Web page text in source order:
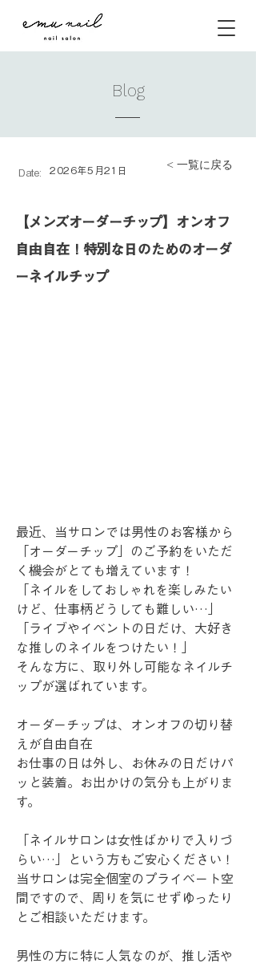
Blog
Date: 2026年5月21日 < 一覧に戻る
【メンズオーダーチップ】オンオフ
自由自在！特別な日のためのオーダ
ーネイルチップ
最近、当サロンでは男性のお客様から
「オーダーチップ」のご予約をいただ
く機会がとても増えています！
「ネイルをしておしゃれを楽しみたい
けど、仕事柄どうしても難しい…」
「ライブやイベントの日だけ、大好き
な推しのネイルをつけたい！」
そんな方に、取り外し可能なネイルチ
ップが選ばれています。
オーダーチップは、オンオフの切り替
えが自由自在
お仕事の日は外し、お休みの日だけパ
ッと装着。お出かけの気分も上がりま
す。
「ネイルサロンは女性ばかりで入りづ
らい…」という方もご安心ください！
当サロンは完全個室のプライベート空
間ですので、周りを気にせずゆったり
とご相談いただけます。
男性の方に特に人気なのが、推し活や